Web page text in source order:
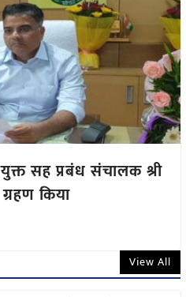
सह प्रबंध संचालक श्री
किया
View All